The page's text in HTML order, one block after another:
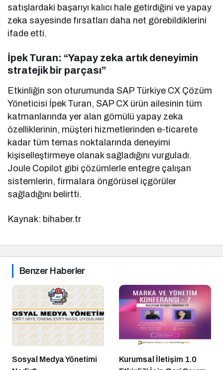
satışlardaki başarıyı kalıcı hale getirdiğini ve yapay
zeka sayesinde fırsatları daha net görebildiklerini
ifade etti.
İpek Turan: “Yapay zeka artık deneyimin
stratejik bir parçası”
Etkinliğin son oturumunda SAP Türkiye CX Çözüm
Yöneticisi İpek Turan, SAP CX ürün ailesinin tüm
katmanlarında yer alan gömülü yapay zeka
özelliklerinin, müşteri hizmetlerinden e-ticarete
kadar tüm temas noktalarında deneyimi
kişiselleştirmeye olanak sağladığını vurguladı.
Joule Copilot gibi çözümlerle entegre çalışan
sistemlerin, firmalara öngörüsel içgörüler
sağladığını belirtti.
Kaynak: bihaber.tr
Benzer Haberler
Sosyal Medya Yönetimi
Kurumsal İletişim 1.0